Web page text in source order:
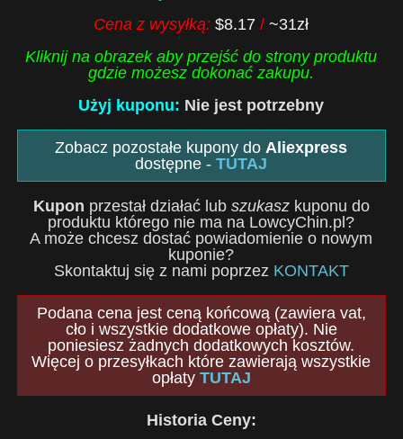
Cena z wysyłką:$8.17/~31zł
Kliknij na obrazek aby przejść do strony produktu
gdzie możesz dokonać zakupu.
Użyj kuponu: Nie jest potrzebny
Zobacz pozostałe kupony doAliexpress
dostępne -TUTAJ
Kupon przestał działać lub szukaszkuponu do
produktu którego nie ma na LowcyChin.pl?
A może chcesz dostać powiadomienie o nowym
kuponie?
Skontaktuj się z nami poprzez KONTAKT
Podana cena jest ceną końcową (zawiera vat,
cło i wszystkie dodatkowe opłaty). Nie
poniesiesz żadnych dodatkowych kosztów.
Więcej o przesyłkach które zawierają wszystkie
opłaty TUTAJ
Historia Ceny: